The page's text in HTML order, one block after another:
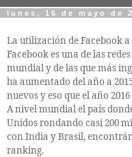
lunes, 16 de mayo de
La utilización de Facebook
Facebook es una de las
mundial y de las que más
ha aumentado del año a
nuevos y eso que el año
A nivel mundial el país
Unidos rondando casi 200
con India y Brasil,
ranking.